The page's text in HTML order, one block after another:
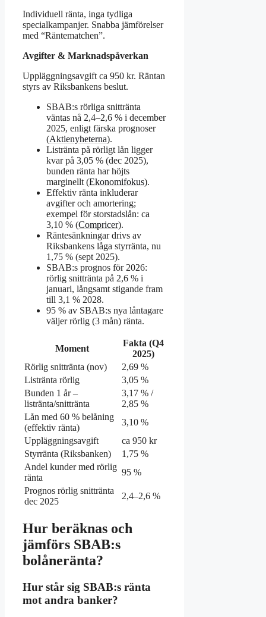
Individuell ränta, inga tydliga
specialkampanjer. Snabba jämförelser
med “Räntematchen”.
Avgifter & Marknadspåverkan
Uppläggningsavgift ca 950 kr. Räntan
styrs av Riksbankens beslut.
SBAB:s rörliga snittränta
väntas nå 2,4–2,6 % i december
2025, enligt färska prognoser
(Aktienyheterna).
Listränta på rörligt lån ligger
kvar på 3,05 % (dec 2025),
bunden ränta har höjts
marginellt (Ekonomifokus).
Effektiv ränta inkluderar
avgifter och amortering;
exempel för storstadslån: ca
3,10 % (Compricer).
Räntesänkningar drivs av
Riksbankens låga styrränta, nu
1,75 % (sept 2025).
SBAB:s prognos för 2026:
rörlig snittränta på 2,6 % i
januari, långsamt stigande fram
till 3,1 % 2028.
95 % av SBAB:s nya låntagare
väljer rörlig (3 mån) ränta.
Moment
Fakta (Q4
2025)
Rörlig snittränta (nov)
2,69 %
Listränta rörlig
3,05 %
Bunden 1 år –
listränta/snittränta
3,17 % /
2,85 %
Lån med 60 % belåning
(effektiv ränta)
3,10 %
Uppläggningsavgift
ca 950 kr
Styrränta (Riksbanken)
1,75 %
Andel kunder med rörlig
ränta
95 %
Prognos rörlig snittränta
dec 2025
2,4–2,6 %
Hur beräknas och
jämförs SBAB:s
bolåneränta?
Hur står sig SBAB:s ränta
mot andra banker?